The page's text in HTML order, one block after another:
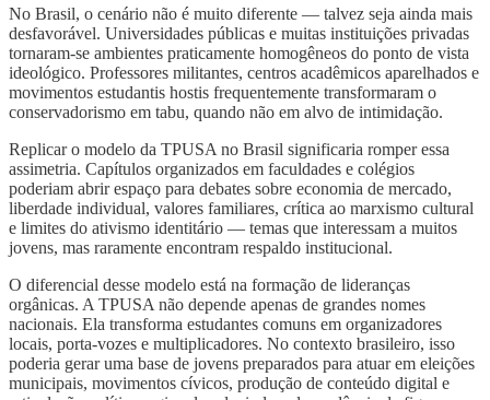
No Brasil, o cenário não é muito diferente — talvez seja ainda mais
desfavorável. Universidades públicas e muitas instituições privadas
tornaram-se ambientes praticamente homogêneos do ponto de vista
ideológico. Professores militantes, centros acadêmicos aparelhados e
movimentos estudantis hostis frequentemente transformaram o
conservadorismo em tabu, quando não em alvo de intimidação.
Replicar o modelo da TPUSA no Brasil significaria romper essa
assimetria. Capítulos organizados em faculdades e colégios
poderiam abrir espaço para debates sobre economia de mercado,
liberdade individual, valores familiares, crítica ao marxismo cultural
e limites do ativismo identitário — temas que interessam a muitos
jovens, mas raramente encontram respaldo institucional.
O diferencial desse modelo está na formação de lideranças
orgânicas. A TPUSA não depende apenas de grandes nomes
nacionais. Ela transforma estudantes comuns em organizadores
locais, porta-vozes e multiplicadores. No contexto brasileiro, isso
poderia gerar uma base de jovens preparados para atuar em eleições
municipais, movimentos cívicos, produção de conteúdo digital e